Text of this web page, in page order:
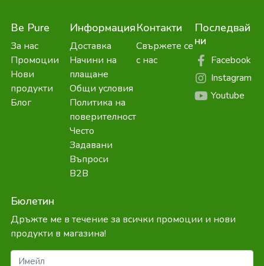
Be Pure
За нас
Промоции
Нови
продукти
Блог
Информация
Доставка
Начини на
плащане
Общи условия
Политика на
поверителност
Често
Задавани
Въпроси
B2B
Контакти
Свържете се
с нас
Последвай
ни
Facebook
Instagram
Youtube
Бюлетин
Дръжте ме в течение за всички промоции и нови
продукти в магазина!
Имейл